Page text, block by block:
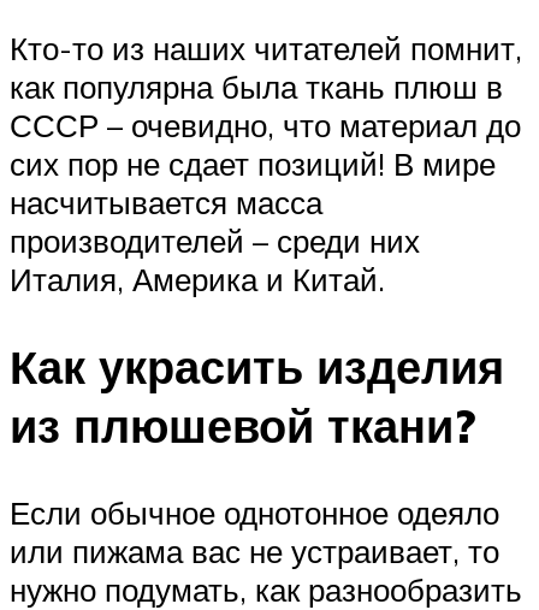
Кто-то из наших читателей помнит,
как популярна была ткань плюш в
СССР – очевидно, что материал до
сих пор не сдает позиций! В мире
насчитывается масса
производителей – среди них
Италия, Америка и Китай.
Как украсить изделия
из плюшевой ткани?
Если обычное однотонное одеяло
или пижама вас не устраивает, то
нужно подумать, как разнообразить